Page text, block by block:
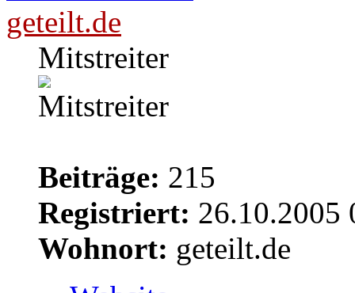
geteilt.de
Mitstreiter
Beiträge: 215
Registriert: 26.10.2005
Wohnort: geteilt.de